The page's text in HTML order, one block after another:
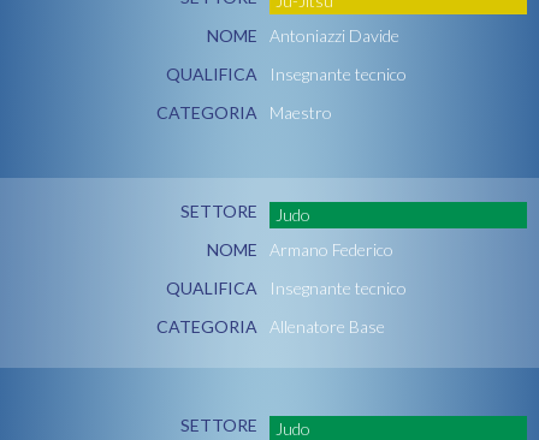
NOME
Antoniazzi Davide
QUALIFICA
Insegnante tecnico
CATEGORIA
Maestro
SETTORE
Judo
NOME
Armano Federico
QUALIFICA
Insegnante tecnico
CATEGORIA
Allenatore Base
SETTORE
Judo